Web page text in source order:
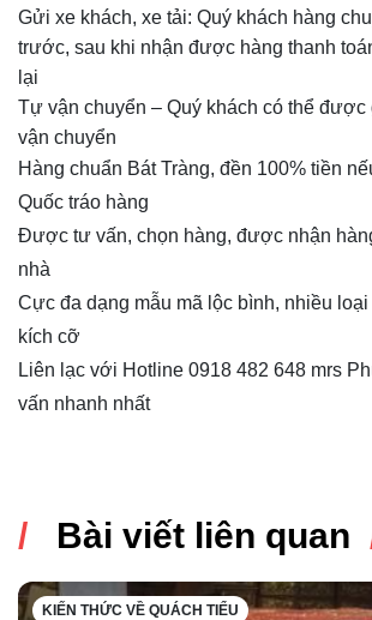
Gửi xe khách, xe tải: Quý khách hàng
trước, sau khi nhận được hàng thanh
lại
Tự vận chuyển – Quý khách có thể
vận chuyển
Hàng chuẩn Bát Tràng, đền 100% tiền
Quốc tráo hàng
Được tư vấn, chọn hàng, được nhận
nhà
Cực đa dạng mẫu mã lộc bình, nhiều
kích cỡ
Liên lạc với Hotline 0918 482 648 mrs
vấn nhanh nhất
Bài viết liên quan
KIẾN THỨC VỀ QUÁCH TIỂU